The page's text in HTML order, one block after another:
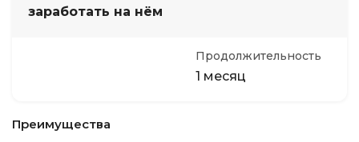
заработать на нём
Продолжительность
1 месяц
Преимущества